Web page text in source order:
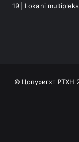
19 | Lokalni
© Цопyригхт РТХН